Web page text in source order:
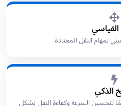
القياسي
لمهام النقل المعتادة.
الذكي